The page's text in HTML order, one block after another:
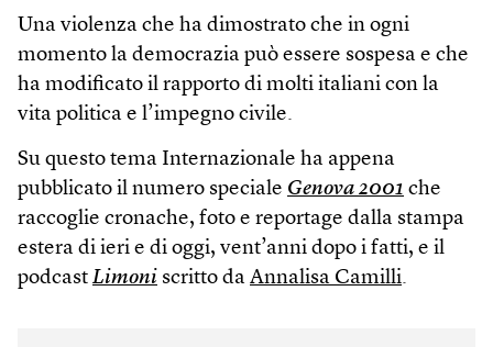
Una violenza che ha dimostrato che in ogni
momento la democrazia può essere sospesa e che
ha modificato il rapporto di molti italiani con la
vita politica e l’impegno civile.
Su questo tema Internazionale ha appena
pubblicato il numero speciale Genova 2001 che
raccoglie cronache, foto e reportage dalla stampa
estera di ieri e di oggi, vent’anni dopo i fatti, e il
podcast Limoni scritto da Annalisa Camilli.